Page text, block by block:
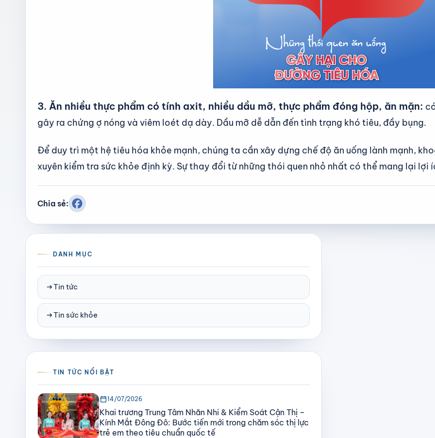
3. Ăn nhiều thực phẩm có tính axit, nhiều dầu mỡ, thực phẩm đóng hộp, ăn mặn:
gây ra chứng ợ nóng và viêm loét dạ dày. Dầu mỡ dễ dẫn đến tình trạng khó tiêu, đầy bụng.
Để duy trì một hệ tiêu hóa khỏe mạnh, chúng ta cần xây dựng chế độ ăn uống lành mạnh,
xuyên kiểm tra sức khỏe định kỳ. Sự thay đổi từ những thói quen nhỏ nhất có thể mang lại
Chia sẻ:
DANH MỤC
arrow_right_altTin tức
arrow_right_altTin sức khỏe
TIN TỨC NỔI BẬT
calendar_today14/07/2026
Khai trương Trung Tâm Nhãn Nhi & Kiểm Soát Cận Thị –
Kính Mắt Đông Đô: Bước tiến mới trong chăm sóc thị lực
trẻ em theo tiêu chuẩn quốc tế